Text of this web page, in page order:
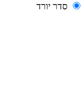
סדר יורד